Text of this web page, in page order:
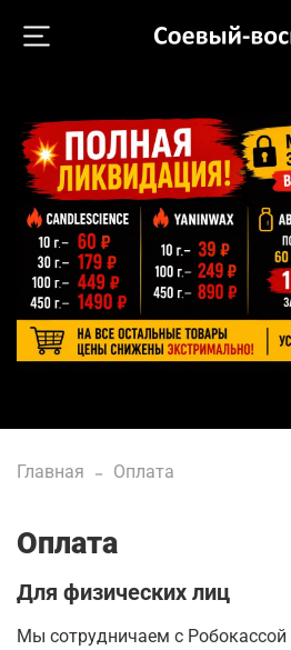
Главная Оплата
Оплата
Для физических лиц
Мы сотрудничаем с